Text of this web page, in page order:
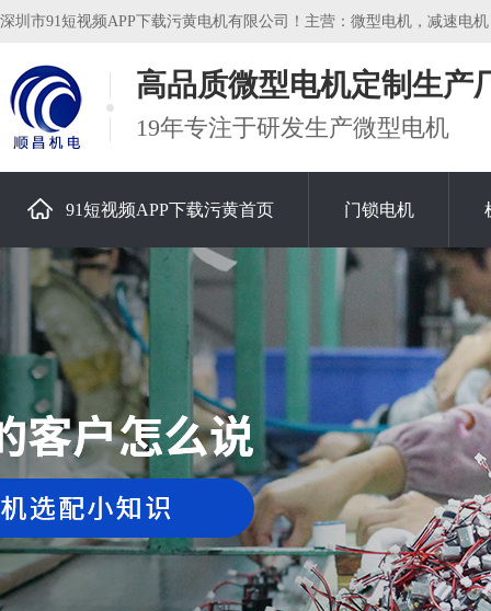
深圳市91短视频APP下载污黄电机有限公司！主营：微型电机，减速电机
高品质微型电机定制生产
19年专注于研发生产微型电机
91短视频APP下载污黄首页 门锁电机
关于91短视频APP下载污黄